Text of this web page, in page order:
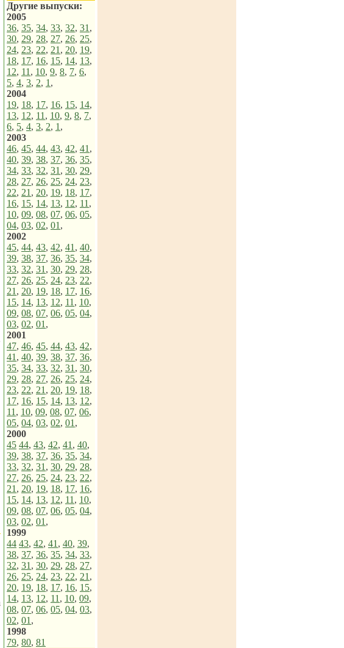
Другие выпуски:
2005
36, 35, 34, 33, 32, 31 ,
30, 29, 28, 27, 26, 25,
24, 23, 22, 21 , 20, 19,
18, 17, 16, 15, 14, 13,
12, 11 , 10, 9, 8, 7, 6,
5, 4, 3, 2, 1 ,
2004
19, 18, 17, 16, 15, 14,
13, 12, 11 , 10, 9, 8, 7,
6, 5, 4, 3, 2, 1 ,
2003
46, 45, 44, 43, 42, 41 ,
40, 39, 38, 37, 36, 35,
34, 33, 32, 31 , 30, 29,
28, 27, 26, 25, 24, 23,
22, 21 , 20, 19, 18, 17,
16, 15, 14, 13, 12, 11 ,
10, 09, 08, 07, 06, 05,
04, 03, 02, 01 ,
2002
45, 44, 43, 42, 41 , 40,
39, 38, 37, 36, 35, 34,
33, 32, 31 , 30, 29, 28,
27, 26, 25, 24, 23, 22,
21 , 20, 19, 18, 17, 16,
15, 14, 13, 12, 11 , 10,
09, 08, 07, 06, 05, 04,
03, 02, 01 ,
2001
47, 46, 45, 44, 43, 42,
41 , 40, 39, 38, 37, 36,
35, 34, 33, 32, 31 , 30,
29, 28, 27, 26, 25, 24,
23, 22, 21 , 20, 19, 18,
17, 16, 15, 14, 13, 12,
11 , 10, 09, 08, 07, 06,
05, 04, 03, 02, 01 ,
2000
45 44, 43, 42, 41 , 40,
39, 38, 37, 36, 35, 34,
33, 32, 31 , 30, 29, 28,
27, 26, 25, 24, 23, 22,
21 , 20, 19, 18, 17, 16,
15, 14, 13, 12, 11 , 10,
09, 08, 07, 06, 05, 04,
03, 02, 01 ,
1999
44 43, 42, 41 , 40, 39,
38, 37, 36, 35, 34, 33,
32, 31 , 30, 29, 28, 27,
26, 25, 24, 23, 22, 21 ,
20, 19, 18, 17, 16, 15,
14, 13, 12, 11 , 10, 09,
08, 07, 06, 05, 04, 03,
02, 01 ,
1998
79, 80, 81